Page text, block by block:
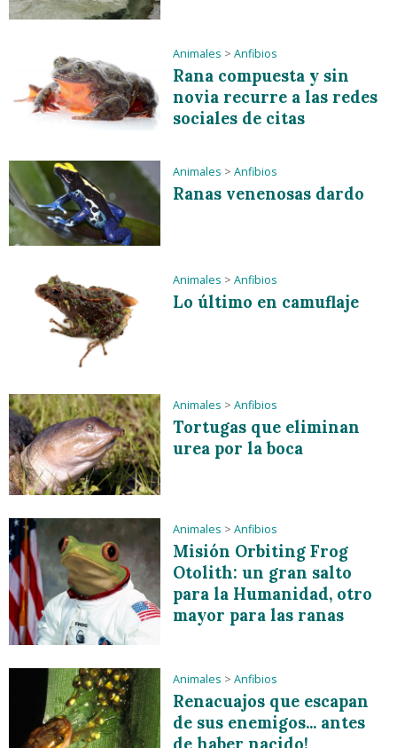
Animales > Anfibios
Rana compuesta y sin
novia recurre a las redes
sociales de citas
Animales > Anfibios
Ranas venenosas dardo
Animales > Anfibios
Lo último en camuflaje
Animales > Anfibios
Tortugas que eliminan
urea por la boca
Animales > Anfibios
Misión Orbiting Frog
Otolith: un gran salto
para la Humanidad, otro
mayor para las ranas
Animales > Anfibios
Renacuajos que escapan
de sus enemigos... antes